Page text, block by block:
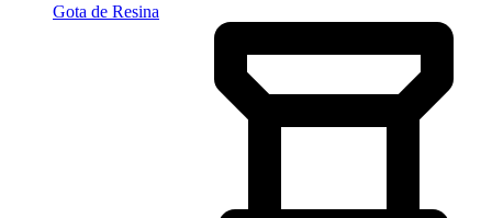
Gota de Resina